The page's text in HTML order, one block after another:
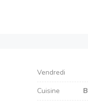
Vendredi
Cuisine